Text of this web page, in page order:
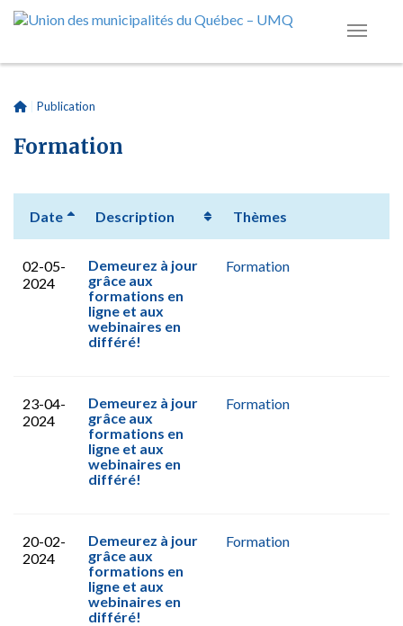
Publication
Formation
Date Description Thèmes
02-05-
2024
Demeurez à jour
grâce aux
formations en
ligne et aux
webinaires en
différé!
Formation
23-04-
2024
Demeurez à jour
grâce aux
formations en
ligne et aux
webinaires en
différé!
Formation
20-02-
2024
Demeurez à jour
grâce aux
formations en
ligne et aux
webinaires en
différé!
Formation